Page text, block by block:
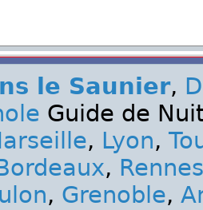
le Saunier,
Guide de
, Lyon,
, Rennes
, Grenoble,